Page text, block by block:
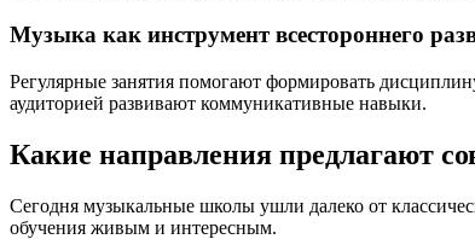
Музыка как инструмент всестороннего
Регулярные занятия помогают формировать
аудиторией развивают коммуникативные навыки.
Какие направления предлагают
Сегодня музыкальные школы ушли далеко от
обучения живым и интересным.